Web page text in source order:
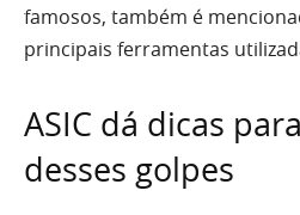
famosos, também é
principais ferramentas
ASIC dá dicas
desses golpes